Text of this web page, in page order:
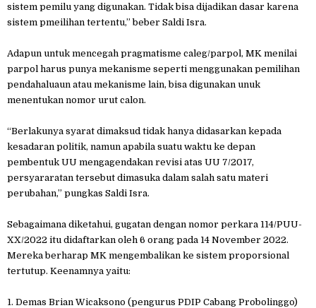
sistem pemilu yang digunakan. Tidak bisa dijadikan dasar karena
sistem pmeilihan tertentu,” beber Saldi Isra.
Adapun untuk mencegah pragmatisme caleg/parpol, MK menilai
parpol harus punya mekanisme seperti menggunakan pemilihan
pendahaluaun atau mekanisme lain, bisa digunakan unuk
menentukan nomor urut calon.
“Berlakunya syarat dimaksud tidak hanya didasarkan kepada
kesadaran politik, namun apabila suatu waktu ke depan
pembentuk UU mengagendakan revisi atas UU 7/2017,
persyararatan tersebut dimasuka dalam salah satu materi
perubahan,” pungkas Saldi Isra.
Sebagaimana diketahui, gugatan dengan nomor perkara 114/PUU-
XX/2022 itu didaftarkan oleh 6 orang pada 14 November 2022.
Mereka berharap MK mengembalikan ke sistem proporsional
tertutup. Keenamnya yaitu:
1. Demas Brian Wicaksono (pengurus PDIP Cabang Probolinggo)